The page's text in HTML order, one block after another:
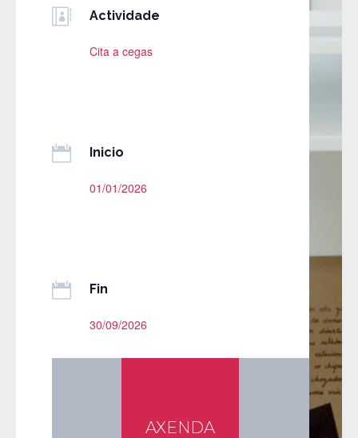
 Actividade
Cita a cegas
 Inicio
01/01/2026
 Fin
30/09/2026
AXENDA